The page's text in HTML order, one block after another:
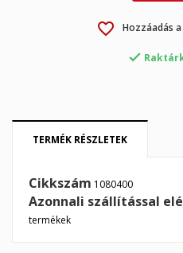
favorite_border Hozzáadás

TERMÉK RÉSZLETEK
Cikkszám 1080400
Azonnali szállítással
termékek
Create new list